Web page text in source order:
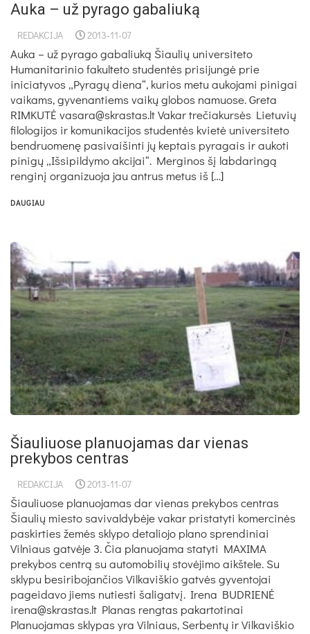
Auka – už pyrago gabaliuką
REDAKCIJA 2013-11-07
Auka – už pyrago gabaliuką Šiaulių universiteto
Humanitarinio fakulteto studentės prisijungė prie
iniciatyvos „Pyragų diena“, kurios metu aukojami pinigai
vaikams, gyvenantiems vaikų globos namuose. Greta
RIMKUTĖ vasara@skrastas.lt Vakar trečiakursės Lietuvių
filologijos ir komunikacijos studentės kvietė universiteto
bendruomenę pasivaišinti jų keptais pyragais ir aukoti
pinigų „Išsipildymo akcijai“. Merginos šį labdaringą
renginį organizuoja jau antrus metus iš […]
DAUGIAU
Šiauliuose planuojamas dar vienas
prekybos centras
REDAKCIJA 2013-11-07
Šiauliuose planuojamas dar vienas prekybos centras
Šiaulių miesto savivaldybėje vakar pristatyti komercinės
paskirties žemės sklypo detaliojo plano sprendiniai
Vilniaus gatvėje 3. Čia planuojama statyti MAXIMA
prekybos centrą su automobilių stovėjimo aikštele. Su
sklypu besiribojančios Vilkaviškio gatvės gyventojai
pageidavo jiems nutiesti šaligatvį. Irena BUDRIENĖ
irena@skrastas.lt Planas rengtas pakartotinai
Planuojamas sklypas yra Vilniaus, Serbentų ir Vilkaviškio